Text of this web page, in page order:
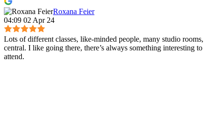
Roxana Feier
04:09 02 Apr 24
Lots of different classes, like-minded people, many studio rooms,
central. I like going there, there’s always something interesting to
attend.